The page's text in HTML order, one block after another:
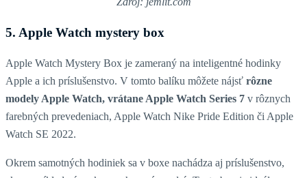
5. Apple Watch mystery box
Apple Watch Mystery Box je zameraný na inteligentné hodinky
Apple a ich príslušenstvo. V tomto balíku môžete nájsť rôzne
modely Apple Watch, vrátane Apple Watch Series 7 v rôznych
farebných prevedeniach, Apple Watch Nike Pride Edition či Apple
Watch SE 2022.
Okrem samotných hodiniek sa v boxe nachádza aj príslušenstvo,